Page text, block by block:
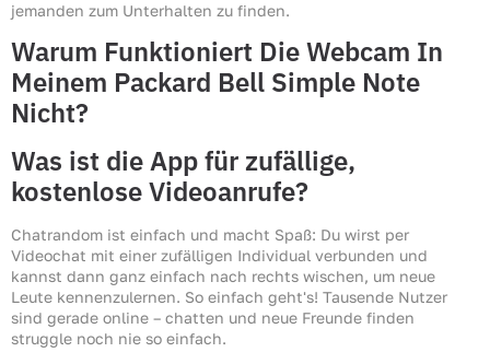
jemanden zum Unterhalten zu finden.
Warum Funktioniert Die Webcam In
Meinem Packard Bell Simple Note
Nicht?
Was ist die App für zufällige,
kostenlose Videoanrufe?
Chatrandom ist einfach und macht Spaß: Du wirst per
Videochat mit einer zufälligen Individual verbunden und
kannst dann ganz einfach nach rechts wischen, um neue
Leute kennenzulernen. So einfach geht's! Tausende Nutzer
sind gerade online – chatten und neue Freunde finden
struggle noch nie so einfach.